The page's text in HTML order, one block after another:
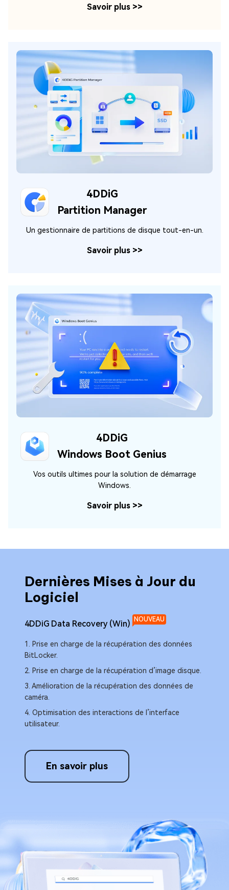
Savoir plus >>
4DDiG
Partition Manager
Un gestionnaire de partitions de disque tout-en-un.
Savoir plus >>
4DDiG
Windows Boot Genius
Vos outils ultimes pour la solution de démarrage
Windows.
Savoir plus >>
Dernières Mises à Jour du
Logiciel
4DDiG Data Recovery (Win) NOUVEAU
1. Prise en charge de la récupération des données
BitLocker.
2. Prise en charge de la récupération d’image disque.
3. Amélioration de la récupération des données de
caméra.
4. Optimisation des interactions de l’interface
utilisateur.
En savoir plus